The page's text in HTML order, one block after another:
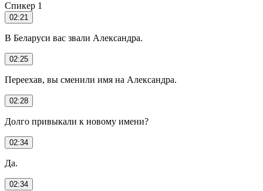
Спикер 1
02:21
В Беларуси вас звали Александра.
02:25
Переехав, вы сменили имя на Александра.
02:28
Долго привыкали к новому имени?
02:34
Да.
02:34